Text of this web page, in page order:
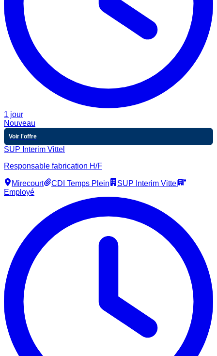
1 jour
Nouveau
Voir l'offre
SUP Interim Vittel
Responsable fabrication H/F
Mirecourt CDI Temps Plein
SUP Interim Vittel
Employé